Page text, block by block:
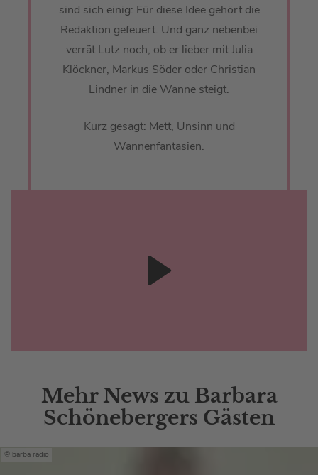
sind sich einig: Für diese Idee gehört die
Redaktion gefeuert. Und ganz nebenbei
verrät Lutz noch, ob er lieber mit Julia
Klöckner, Markus Söder oder Christian
Lindner in die Wanne steigt.
Kurz gesagt: Mett, Unsinn und
Wannenfantasien.
Mehr News zu Barbara
Schönebergers Gästen
barba radio